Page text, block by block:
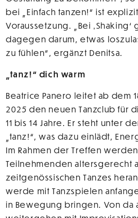
bei „Einfach tanzen!“ ist
Voraussetzung. „Bei
dagegen darum, etwas
zu fühlen“, ergänzt Denitsa.
„tanz!“ dich warm
Beatrice Panero leitet ab dem
2025 den neuen Tanzclub für
11 bis 14 Jahre. Er steht unter
„tanz!“, was dazu einlädt,
Im Rahmen der Treffen
Teilnehmenden altersgerecht
zeitgenössischen Tanzes
werde mit Tanzspielen
in Bewegung bringen. Von da